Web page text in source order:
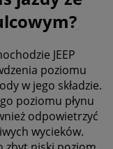
JEEP
poziomu
w jego składzie.
poziomu płynu
odpowietrzyć
wycieków.